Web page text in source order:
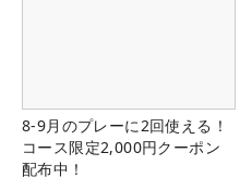
8-9月のプレーに2回使える！
コース限定2,000円クーポン
配布中！